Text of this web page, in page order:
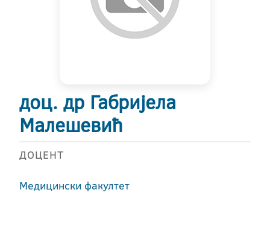
доц. др Габријела
Малешевић
ДОЦЕНТ
Медицински факултет